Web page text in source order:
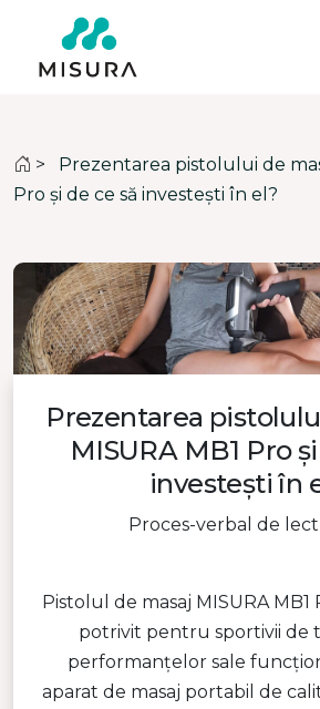
>
Prezentarea pistolului de
Pro și de ce să investești în el?
Prezentarea
MISURA MB1 Pro
investești în
Proces-verbal de
Pistolul de masaj MISURA MB1
potrivit pentru sportivii de
performanțelor sale
aparat de masaj portabil de